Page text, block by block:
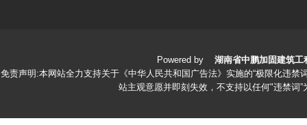
Powered by 湖南省中鹏加固建筑工
免责声明:本网站全力支持关于《中华人民共和国广告法》实施的“极限化违禁
站主观意愿并即刻失效，不支持以任何"违禁词